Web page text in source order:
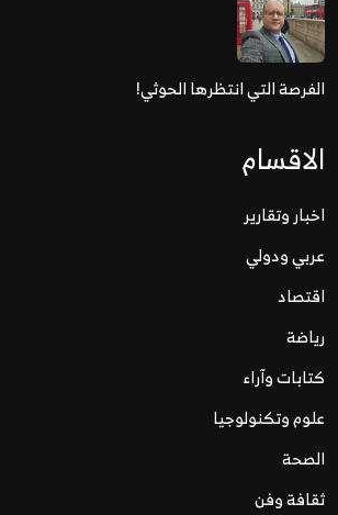
الفرصة التي انتظرها الحوثي!
الاقسام
اخبار وتقارير
عربي ودولي
اقتصاد
رياضة
كتابات وآراء
علوم وتكنولوجيا
الصحة
ثقافة وفن